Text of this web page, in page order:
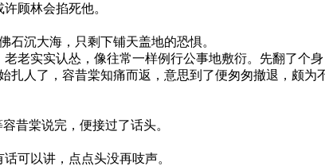
顾林会掐死他。
石沉大海，只剩下铺天盖地的恐惧。
老实实认怂，像往常一样例行公事地敷衍。先翻了个
扎人了，容昔棠知痛而返，意思到了便匆匆撤退，颇
昔棠说完，便接过了话头。
可以讲，点点头没再吱声。